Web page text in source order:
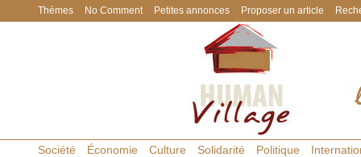
Thèmes No Comment Petites annonces Proposer un article
Société Économie Culture Solidarité Politique